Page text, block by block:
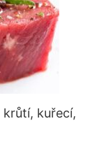
kuřecí,